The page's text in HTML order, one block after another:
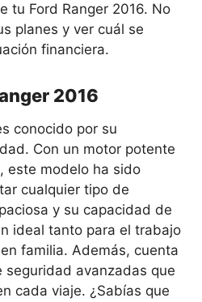
tu Ford Ranger 2016. No
planes y ver cuál se
financiera.
2016
conocido por su
Con un motor potente
este modelo ha sido
cualquier tipo de
y su capacidad de
ideal tanto para el trabajo
familia. Además, cuenta
seguridad avanzadas que
cada viaje. ¿Sabías que